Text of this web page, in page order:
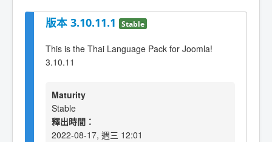
版本 3.10.11.1 Stable
This is the Thai Language Pack for Joomla!
3.10.11
Maturity
Stable
釋出時間：
2022-08-17, 週三 12:01